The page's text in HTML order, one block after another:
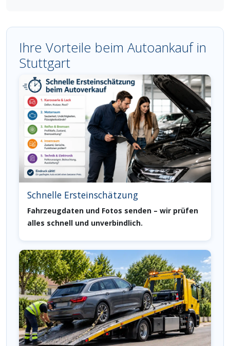
Ihre Vorteile beim Autoankauf in
Stuttgart
Schnelle Ersteinschätzung
Fahrzeugdaten und Fotos senden – wir prüfen
alles schnell und unverbindlich.